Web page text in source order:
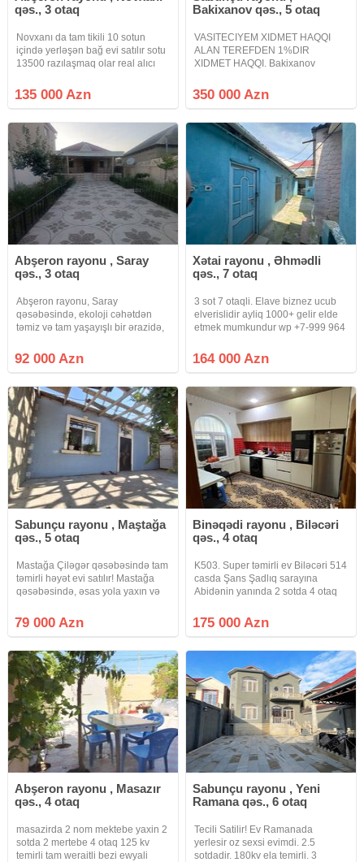
qəs., 3 otaq
Novxanı da tam tikili 10 sotun
içində yerləşən bağ evi satılır sotu
13500 razılaşmaq olar real alıcı
yazsın geri dönüş olacaq
135 000 Azn
Bakixanov qəs., 5 otaq
VASITECIYEM XIDMET HAQQI
ALAN TEREFDEN 1%DIR
XIDMET HAQQI. Bakixanov
heyet evi satilir.Evin torpaq sahesi
6sotdu, evin umumi sahesi
5otaqdan ibaretdir,
350 000 Azn
Abşeron rayonu , Saray
qəs., 3 otaq
Abşeron rayonu, Saray
qəsəbəsində, ekoloji cəhətdən
təmiz və tam yaşayışlı bir ərazidə,
torpaq sahəsində inşa olunmuş
həyət evi satılır! Ev haqqında əsas
92 000 Azn
Xətai rayonu , Əhmədli
qəs., 7 otaq
3 sot 7 otaqli. Elave biznez ucub
elverislidir ayliq 1000+ gelir elde
etmek mumkundur wp +7-999 964
164 000 Azn
Sabunçu rayonu , Maştağa
qəs., 5 otaq
Mastağa Çiləgər qəsəbəsində tam
təmirli həyət evi satılır! Mastağa
qəsəbəsində, əsas yola yaxın və
yerləşən 2.5 sot torpaq sahəsində
tikilmiş, 130 m², 5 otaqlı tam təmirli
79 000 Azn
Binəqədi rayonu , Biləcəri
qəs., 4 otaq
K503. Super təmirli ev Biləcəri 514
casda Şans Şadlıq sarayına
Abidənin yanında 2 sotda 4 otaq
qiymətdə razılaşmaq olar isdənlən
vaxt baxmaq olar ciraq əmlak
175 000 Azn
Abşeron rayonu , Masazır
qəs., 4 otaq
masazirda 2 nom mektebe yaxin 2
sotda 2 mertebe 4 otaq 125 kv
temirli tam weraitli bezi ewyali
Sabunçu rayonu , Yeni
Ramana qəs., 6 otaq
Tecili Satilir! Ev Ramanada
yerlesir oz sexsi evimdi. 2.5
sotdadir. 180kv ela temirli. 3